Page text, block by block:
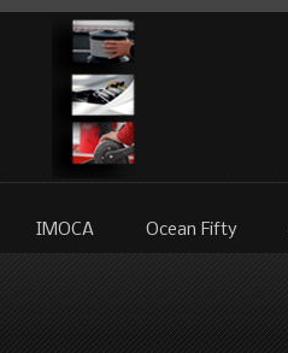
IMOCA Ocean Fifty